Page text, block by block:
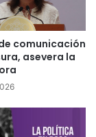
comunicación
asevera la